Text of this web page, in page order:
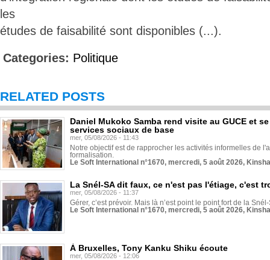
les
études de faisabilité sont disponibles (...).
Categories: Politique
RELATED POSTS
Daniel Mukoko Samba rend visite au GUCE et
services sociaux de base
mer, 05/08/2026 - 11:43
Notre objectif est de rapprocher les activités informelles de
formalisation.
Le Soft International n°1670, mercredi, 5 août 2026,
La Snél-SA dit faux, ce n'est pas l'étiage, c'est
mer, 05/08/2026 - 11:37
Gérer, c’est prévoir. Mais là n’est point le point fort de la
Le Soft International n°1670, mercredi, 5 août 2026,
À Bruxelles, Tony Kanku Shiku écoute
mer, 05/08/2026 - 12:06